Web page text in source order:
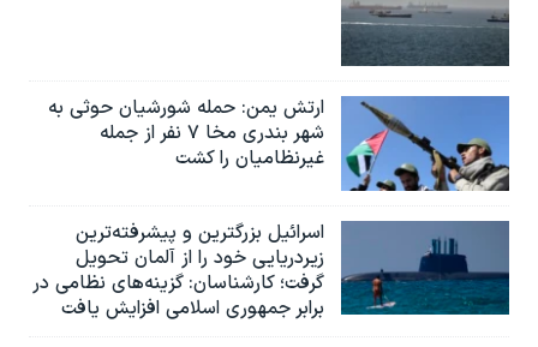
ارتش یمن: حمله شورشیان حوثی به
شهر بندری مخا ۷ نفر از جمله
غیرنظامیان را کشت
اسرائيل بزرگترین و پیشرفته‌ترین
زیردریایی خود را از آلمان تحویل
گرفت؛ کارشناسان: گزینه‌های نظامی در
برابر جمهوری اسلامی افزایش یافت